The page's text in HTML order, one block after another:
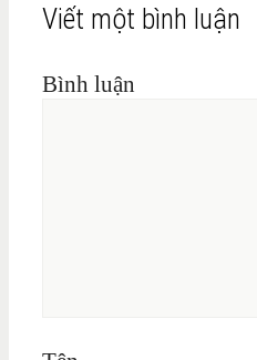
Viết một bình luận
Bình luận